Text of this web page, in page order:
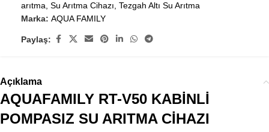
arıtma, Su Arıtma Cihazı, Tezgah Altı Su Arıtma
Marka: AQUA FAMILY
Paylaş:
Açıklama
AQUAFAMILY RT-V50 KABİNLİ
POMPASIZ SU ARITMA CİHAZI